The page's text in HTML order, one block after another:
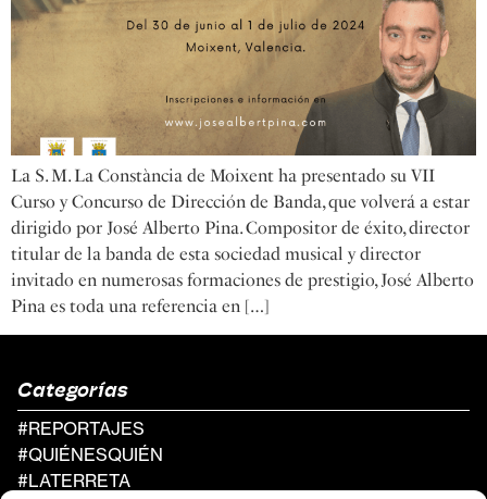
La S. M. La Constància de Moixent ha presentado su VII
Curso y Concurso de Dirección de Banda, que volverá a estar
dirigido por José Alberto Pina. Compositor de éxito, director
titular de la banda de esta sociedad musical y director
invitado en numerosas formaciones de prestigio, José Alberto
Pina es toda una referencia en […]
Categorías
#REPORTAJES
#QUIÉNESQUIÉN
#LATERRETA